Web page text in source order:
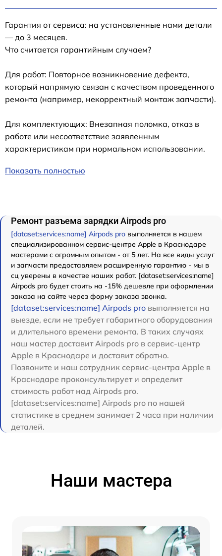
Гарантия от сервиса: на установленные нами детали
— до 3 месяцев.
Что считается гарантийным случаем?
Для работ: Повторное возникновение дефекта,
который напрямую связан с качеством проведенного
ремонта (например, некорректный монтаж запчасти).
Для комплектующих: Внезапная поломка, отказ в
работе или несоответствие заявленным
характеристикам при нормальном использовании.
Показать полностью
Ремонт разъема зарядки Airpods pro
[dataset:services:name] Airpods pro выполняется в нашем
специализированном сервис-центре Apple в Краснодаре
мастерами с огромным опытом - от 5 лет. На все виды услуг
и запчасти предоставляем расширенную гарантию - мы в
сц уверены в качестве наших работ. [dataset:services:name]
Airpods pro будет стоить на -15% дешевле при оформлении
заказа на сайте через форму заказа звонка.
[dataset:services:name] Airpods pro выполняется на
выезде, если не требует габаритного оборудования
и длительного времени ремонта. В таких случаях
наш мастер доставит Airpods pro в сервис-центр
Apple в Краснодаре и доставит обратно.
Позвоните и наш сотрудник сервис-центра Apple в
Краснодаре проконсультирует и определит
стоимость работ над Airpods pro.
[dataset:services:name] Airpods pro по нашей
статистике в среднем занимает 2 часа при наличии
деталей.
Наши мастера